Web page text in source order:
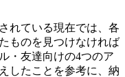
れている現在では、各
ものを見つけなければ
・友達向けの4つのア
したことを参考に、納